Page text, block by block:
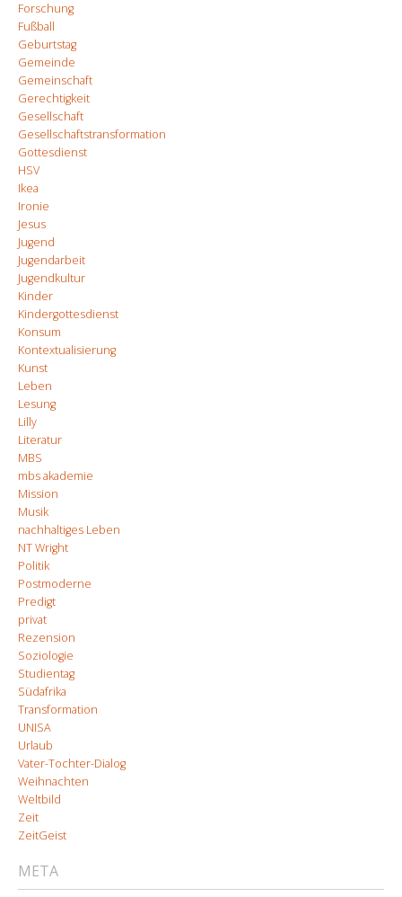
Forschung
Fußball
Geburtstag
Gemeinde
Gemeinschaft
Gerechtigkeit
Gesellschaft
Gesellschaftstransformation
Gottesdienst
HSV
Ikea
Ironie
Jesus
Jugend
Jugendarbeit
Jugendkultur
Kinder
Kindergottesdienst
Konsum
Kontextualisierung
Kunst
Leben
Lesung
Lilly
Literatur
MBS
mbs akademie
Mission
Musik
nachhaltiges Leben
NT Wright
Politik
Postmoderne
Predigt
privat
Rezension
Soziologie
Studientag
Südafrika
Transformation
UNISA
Urlaub
Vater-Tochter-Dialog
Weihnachten
Weltbild
Zeit
ZeitGeist
META